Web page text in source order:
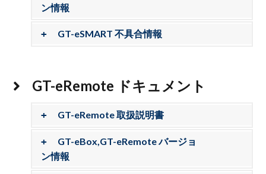
ン情報
GT-eSMART 不具合情報
GT-eRemote ドキュメント
GT-eRemote 取扱説明書
GT-eBox,GT-eRemote バージョ
ン情報